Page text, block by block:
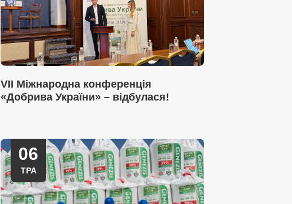
VII Міжнародна конференція
«Добрива України» – відбулася!
06
ТРА